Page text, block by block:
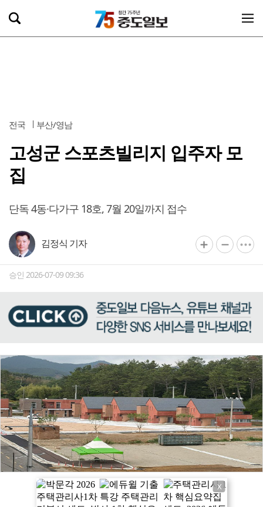
전국 부산/영남
고성군 스포츠빌리지 입주자 모
집
단독 4동·다가구 18호, 7월 20일까지 접수
김정식 기자
승인 2026-07-09 09:36
X